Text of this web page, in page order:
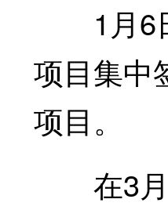
1月6日
项目集中
项目。
在3月